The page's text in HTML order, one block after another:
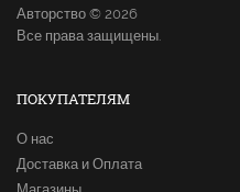
Авторство © 2026
Все права защищены.
ПОКУПАТЕЛЯМ
О нас
Доставка и Оплата